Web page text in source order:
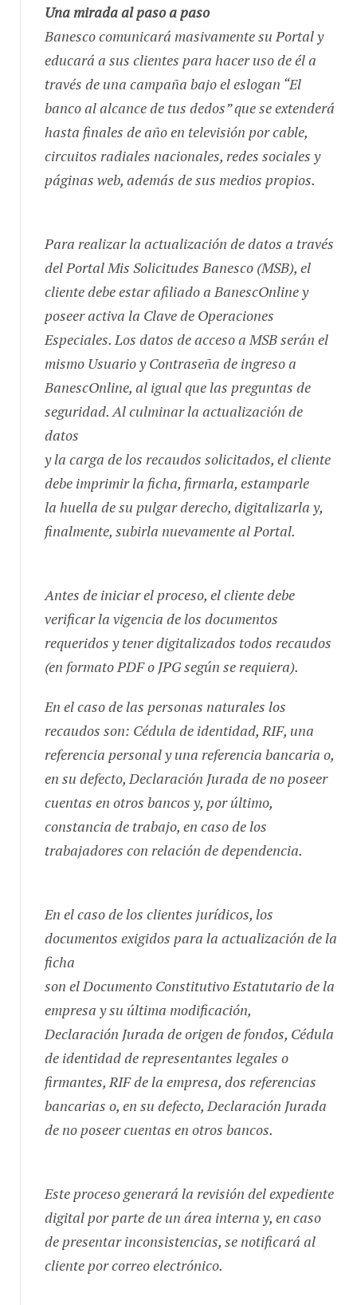
Una mirada al paso a paso
Banesco comunicará masivamente su Portal y
educará a sus clientes para hacer uso de él a
través de una campaña bajo el eslogan “El
banco al alcance de tus dedos” que se extenderá
hasta finales de año en televisión por cable,
circuitos radiales nacionales, redes sociales y
páginas web, además de sus medios propios.
Para realizar la actualización de datos a través
del Portal Mis Solicitudes Banesco (MSB), el
cliente debe estar afiliado a BanescOnline y
poseer activa la Clave de Operaciones
Especiales. Los datos de acceso a MSB serán el
mismo Usuario y Contraseña de ingreso a
BanescOnline, al igual que las preguntas de
seguridad. Al culminar la actualización de
datos
y la carga de los recaudos solicitados, el cliente
debe imprimir la ficha, firmarla, estamparle
la huella de su pulgar derecho, digitalizarla y,
finalmente, subirla nuevamente al Portal.
Antes de iniciar el proceso, el cliente debe
verificar la vigencia de los documentos
requeridos y tener digitalizados todos recaudos
(en formato PDF o JPG según se requiera).
En el caso de las personas naturales los
recaudos son: Cédula de identidad, RIF, una
referencia personal y una referencia bancaria o,
en su defecto, Declaración Jurada de no poseer
cuentas en otros bancos y, por último,
constancia de trabajo, en caso de los
trabajadores con relación de dependencia.
En el caso de los clientes jurídicos, los
documentos exigidos para la actualización de la
ficha
son el Documento Constitutivo Estatutario de la
empresa y su última modificación,
Declaración Jurada de origen de fondos, Cédula
de identidad de representantes legales o
firmantes, RIF de la empresa, dos referencias
bancarias o, en su defecto, Declaración Jurada
de no poseer cuentas en otros bancos.
Este proceso generará la revisión del expediente
digital por parte de un área interna y, en caso
de presentar inconsistencias, se notificará al
cliente por correo electrónico.